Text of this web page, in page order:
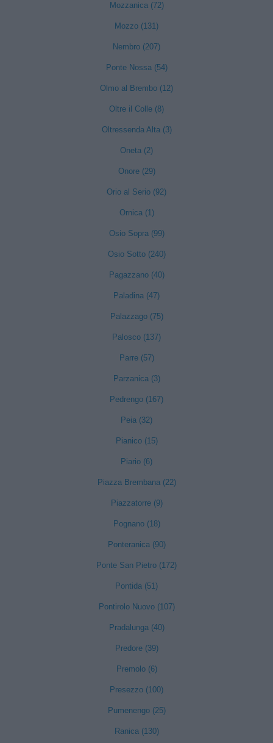
Mozzanica (72)
Mozzo (131)
Nembro (207)
Ponte Nossa (54)
Olmo al Brembo (12)
Oltre il Colle (8)
Oltressenda Alta (3)
Oneta (2)
Onore (29)
Orio al Serio (92)
Ornica (1)
Osio Sopra (99)
Osio Sotto (240)
Pagazzano (40)
Paladina (47)
Palazzago (75)
Palosco (137)
Parre (57)
Parzanica (3)
Pedrengo (167)
Peia (32)
Pianico (15)
Piario (6)
Piazza Brembana (22)
Piazzatorre (9)
Pognano (18)
Ponteranica (90)
Ponte San Pietro (172)
Pontida (51)
Pontirolo Nuovo (107)
Pradalunga (40)
Predore (39)
Premolo (6)
Presezzo (100)
Pumenengo (25)
Ranica (130)